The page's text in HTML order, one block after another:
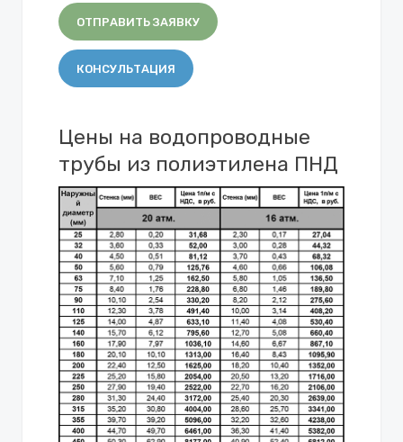
ОТПРАВИТЬ ЗАЯВКУ
КОНСУЛЬТАЦИЯ
Цены на водопроводные
трубы из полиэтилена ПНД